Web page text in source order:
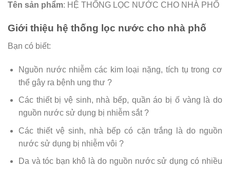
Tên sản phẩm: HỆ THỐNG LỌC NƯỚC CHO NHÀ PHỐ
Giới thiệu hệ thống lọc nước cho nhà phố
Bạn có biết:
Nguồn nước nhiễm các kim loại nặng, tích tụ trong cơ
thể gây ra bệnh ung thư ?
Các thiết bị vệ sinh, nhà bếp, quần áo bị ố vàng là do
nguồn nước sử dụng bị nhiễm sắt ?
Các thiết vệ sinh, nhà bếp có cặn trắng là do nguồn
nước sử dụng bị nhiễm vôi ?
Da và tóc bạn khô là do nguồn nước sử dụng có nhiều